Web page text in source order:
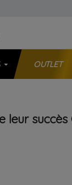
OUTLET
leur succès